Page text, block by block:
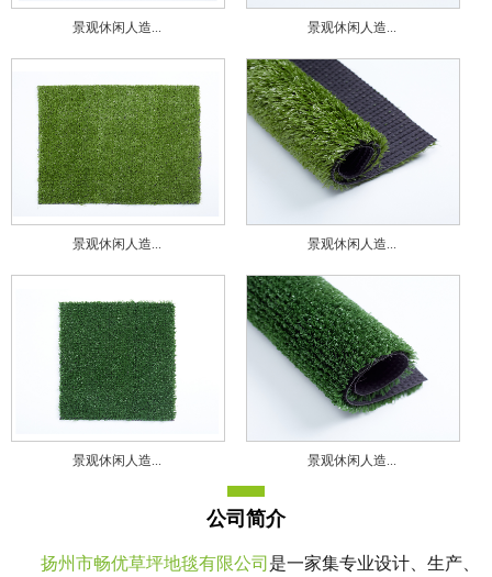
景观休闲人造... 景观休闲人造...
景观休闲人造... 景观休闲人造...
景观休闲人造... 景观休闲人造...
公司简介
扬州市畅优草坪地毯有限公司 是一家集专业设计、生产、